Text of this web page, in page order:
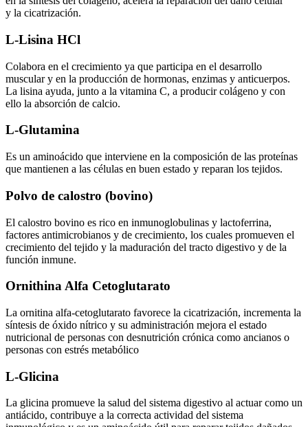
y la cicatrización.
L-Lisina HCl
Colabora en el crecimiento ya que participa en el desarrollo
muscular y en la producción de hormonas, enzimas y anticuerpos.
La lisina ayuda, junto a la vitamina C, a producir colágeno y con
ello la absorción de calcio.
L-Glutamina
Es un aminoácido que interviene en la composición de las proteínas
que mantienen a las células en buen estado y reparan los tejidos.
Polvo de calostro (bovino)
El calostro bovino es rico en inmunoglobulinas y lactoferrina,
factores antimicrobianos y de crecimiento, los cuales promueven el
crecimiento del tejido y la maduración del tracto digestivo y de la
función inmune.
Ornithina Alfa Cetoglutarato
La ornitina alfa-cetoglutarato favorece la cicatrización, incrementa la
síntesis de óxido nítrico y su administración mejora el estado
nutricional de personas con desnutrición crónica como ancianos o
personas con estrés metabólico
L-Glicina
La glicina promueve la salud del sistema digestivo al actuar como un
antiácido, contribuye a la correcta actividad del sistema